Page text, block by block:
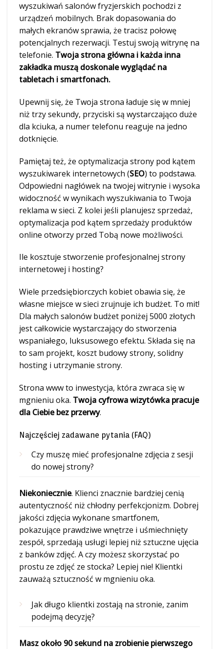
wyszukiwań salonów fryzjerskich pochodzi z
urządzeń mobilnych. Brak dopasowania do
małych ekranów sprawia, że tracisz połowę
potencjalnych rezerwacji. Testuj swoją witrynę na
telefonie. Twoja strona główna i każda inna
zakładka muszą doskonale wyglądać na
tabletach i smartfonach.
Upewnij się, że Twoja strona ładuje się w mniej
niż trzy sekundy, przyciski są wystarczająco duże
dla kciuka, a numer telefonu reaguje na jedno
dotknięcie.
Pamiętaj też, że optymalizacja strony pod kątem
wyszukiwarek internetowych (SEO) to podstawa.
Odpowiedni nagłówek na twojej witrynie i wysoka
widoczność w wynikach wyszukiwania to Twoja
reklama w sieci. Z kolei jeśli planujesz sprzedaż,
optymalizacja pod kątem sprzedaży produktów
online otworzy przed Tobą nowe możliwości.
Ile kosztuje stworzenie profesjonalnej strony
internetowej i hosting?
Wiele przedsiębiorczych kobiet obawia się, że
własne miejsce w sieci zrujnuje ich budżet. To mit!
Dla małych salonów budżet poniżej 5000 złotych
jest całkowicie wystarczający do stworzenia
wspaniałego, luksusowego efektu. Składa się na
to sam projekt, koszt budowy strony, solidny
hosting i utrzymanie strony.
Strona www to inwestycja, która zwraca się w
mgnieniu oka. Twoja cyfrowa wizytówka pracuje
dla Ciebie bez przerwy.
Najczęściej zadawane pytania (FAQ)
Czy muszę mieć profesjonalne zdjęcia z sesji
do nowej strony?
Niekoniecznie. Klienci znacznie bardziej cenią
autentyczność niż chłodny perfekcjonizm. Dobrej
jakości zdjęcia wykonane smartfonem,
pokazujące prawdziwe wnętrze i uśmiechnięty
zespół, sprzedają usługi lepiej niż sztuczne ujęcia
z banków zdjęć. A czy możesz skorzystać po
prostu ze zdjęć ze stocka? Lepiej nie! Klientki
zauważą sztuczność w mgnieniu oka.
Jak długo klientki zostają na stronie, zanim
podejmą decyzję?
Masz około 90 sekund na zrobienie pierwszego